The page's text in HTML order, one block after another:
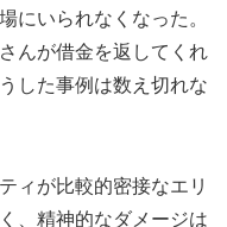
にいられなくなった。
んが借金を返してくれ
した事例は数え切れな
ィが比較的密接なエリ
、精神的なダメージは